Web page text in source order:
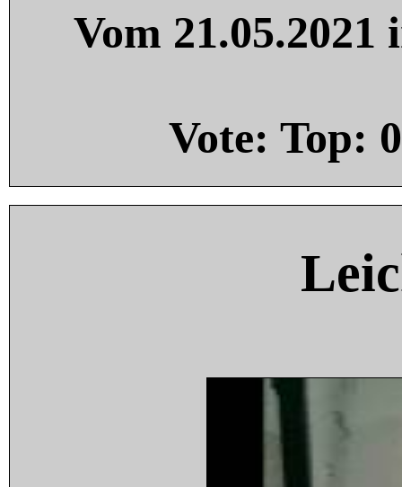
Vom
Vote: Top: 0